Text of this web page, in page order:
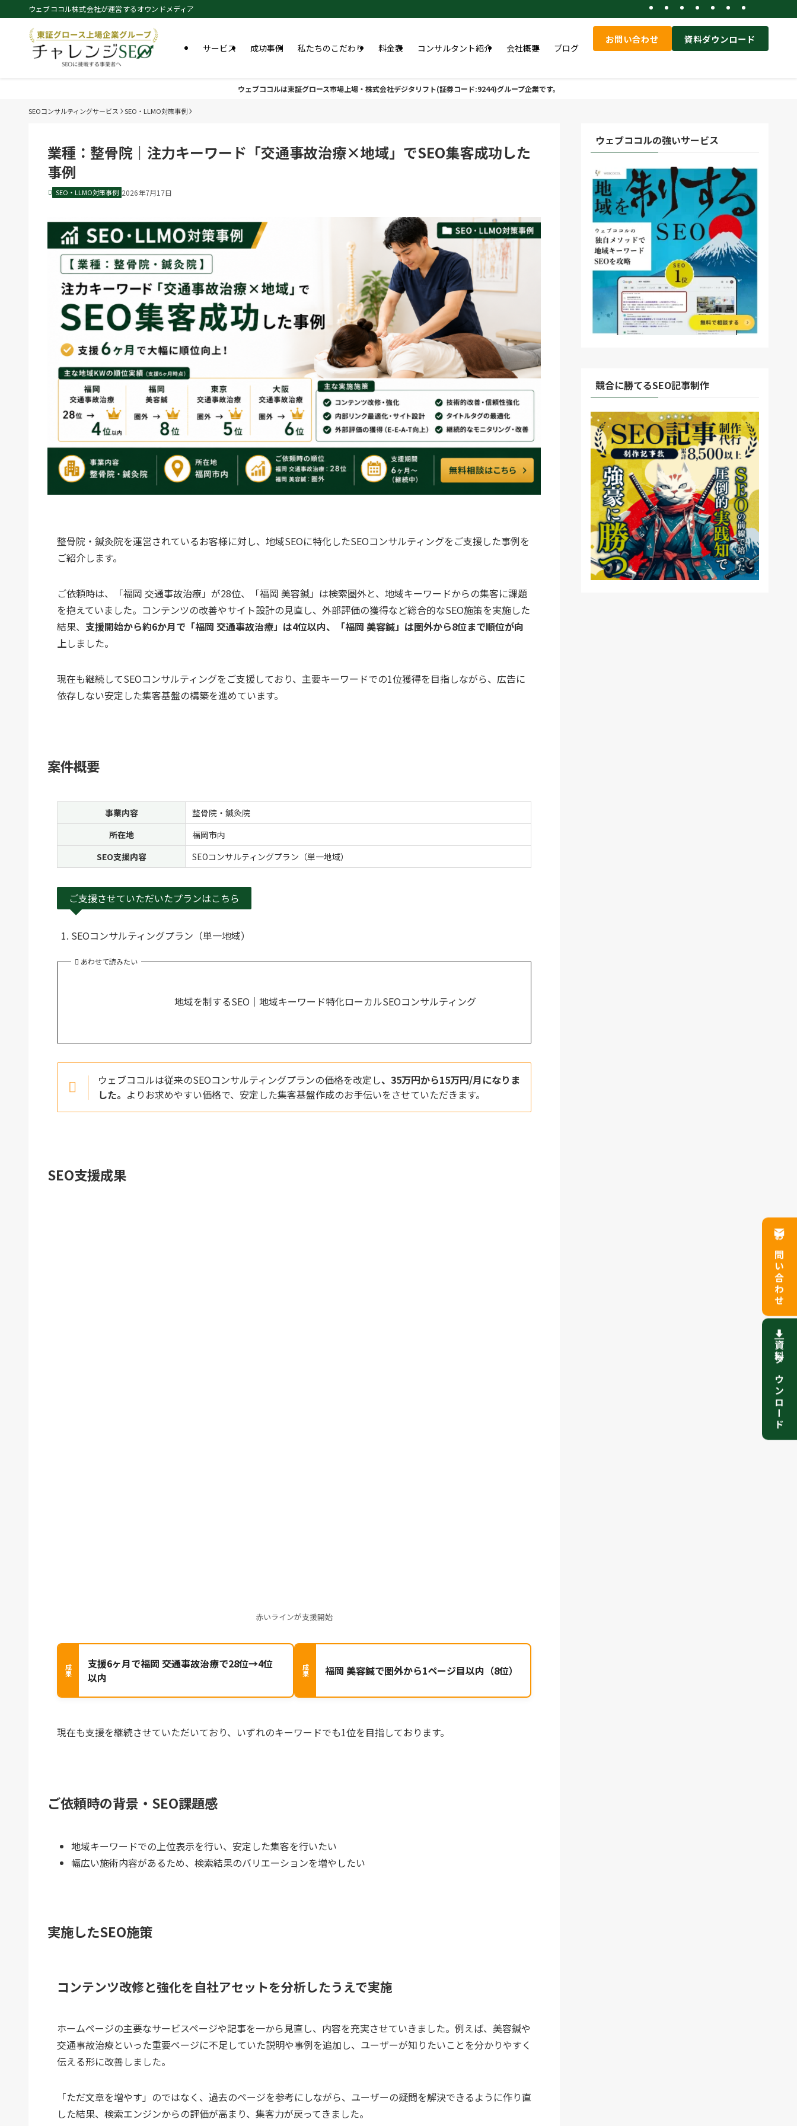
ウェブココル株式会社が運営するオウンドメディア
サービス 成功事例 私たちのこだわり 料金表 コンサルタント紹介 会社概要 ブログ
お問い合わせ 資料ダウンロード
ウェブココルは東証グロース市場上場・株式会社デジタリフト(証券コード:9244)グループ企業です。
SEOコンサルティングサービス SEO・LLMO対策事例
業種：整骨院｜注力キーワード「交通事故治療×地域」でSEO集客成功した
事例
SEO・LLMO対策事例 2026年7月17日
整骨院・鍼灸院を運営されているお客様に対し、地域SEOに特化したSEOコンサルティングをご支援した事例を
ご紹介します。
ご依頼時は、「福岡 交通事故治療」が28位、「福岡 美容鍼」は検索圏外と、地域キーワードからの集客に課題
を抱えていました。コンテンツの改善やサイト設計の見直し、外部評価の獲得など総合的なSEO施策を実施した
結果、 支援開始から約6か月で「福岡 交通事故治療」は4位以内、「福岡 美容鍼」は圏外から8位まで順位が向
上しました。
現在も継続してSEOコンサルティングをご支援しており、主要キーワードでの1位獲得を目指しながら、広告に
依存しない安定した集客基盤の構築を進めています。
案件概要
事業内容
整骨院・鍼灸院
所在地
福岡市内
SEO支援内容
SEOコンサルティングプラン（単一地域）
ご支援させていただいたプランはこちら
SEOコンサルティングプラン（単一地域）
あわせて読みたい
地域を制するSEO｜地域キーワード特化ローカルSEOコンサルティング
ウェブココルは従来のSEOコンサルティングプランの価格を改定し、35万円から15万円/月になりま
した。 よりお求めやすい価格で、安定した集客基盤作成のお手伝いをさせていただきます。
SEO支援成果
赤いラインが支援開始
支援6ヶ月で福岡 交通事故治療で28位→4位
以内
福岡 美容鍼で圏外から1ページ目以内（8位）
現在も支援を継続させていただいており、いずれのキーワードでも1位を目指しております。
ご依頼時の背景・SEO課題感
地域キーワードでの上位表示を行い、安定した集客を行いたい
幅広い施術内容があるため、検索結果のバリエーションを増やしたい
実施したSEO施策
コンテンツ改修と強化を自社アセットを分析したうえで実施
ホームページの主要なサービスページや記事を一から見直し、内容を充実させていきました。例えば、美容鍼や
交通事故治療といった重要ページに不足していた説明や事例を追加し、ユーザーが知りたいことを分かりやすく
伝える形に改善しました。
「ただ文章を増やす」のではなく、過去のページを参考にしながら、ユーザーの疑問を解決できるように作り直
した結果、検索エンジンからの評価が高まり、集客力が戻ってきました。
ウェブココルの強いサービス
競合に勝てるSEO記事制作
お問い合わせ
資料ダウンロード